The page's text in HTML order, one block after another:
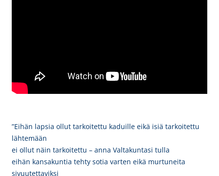
”Eihän lapsia ollut tarkoitettu kaduille eikä isiä tarkoitettu
lähtemään
ei ollut näin tarkoitettu – anna Valtakuntasi tulla
eihän kansakuntia tehty sotia varten eikä murtuneita
sivuutettaviksi